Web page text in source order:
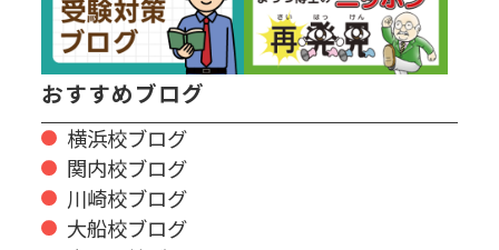
おすすめブログ
横浜校ブログ
関内校ブログ
川崎校ブログ
大船校ブログ